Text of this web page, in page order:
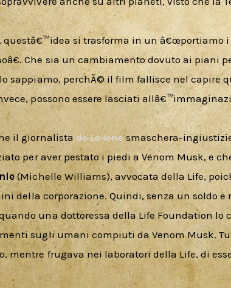
questâ€™idea si trasforma in un â€œportiamo
Che sia un cambiamento dovuto ai piani
sappiamo, perchÃ© il film fallisce nel capire
possono essere lasciati
il giornalista de Le Iene smaschera-
per aver pestato i piedi a Venom Musk, e
(Michelle Williams), avvocata della Life,
della corporazione. Quindi, senza un soldo
una dottoressa della Life Foundation lo
sugli umani compiuti da Venom Musk.
mentre frugava nei laboratori della Life, di